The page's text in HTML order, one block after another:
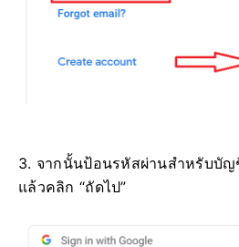
3. จากนั้นป้อนรหัสผ่านสำหรับบั
แล้วคลิก “ถัดไป”